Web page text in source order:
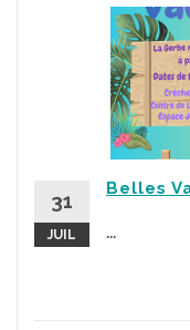
31
JUIL
Belles